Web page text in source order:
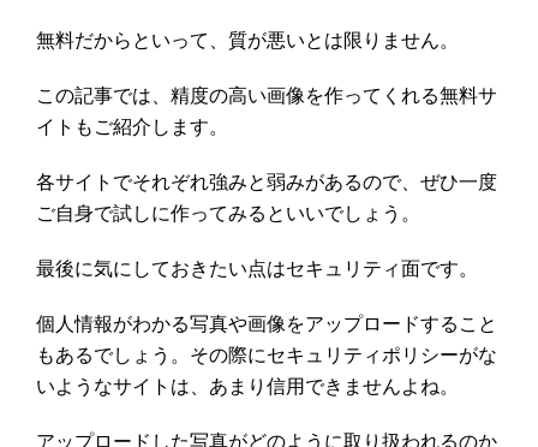
無料だからといって、質が悪いとは限りません。
この記事では、精度の高い画像を作ってくれる無料サ
イトもご紹介します。
各サイトでそれぞれ強みと弱みがあるので、ぜひ一度
ご自身で試しに作ってみるといいでしょう。
最後に気にしておきたい点はセキュリティ面です。
個人情報がわかる写真や画像をアップロードすること
もあるでしょう。その際にセキュリティポリシーがな
いようなサイトは、あまり信用できませんよね。
アップロードした写真がどのように取り扱われるのか